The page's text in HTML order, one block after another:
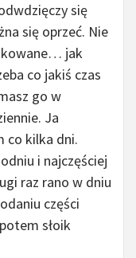
się
się oprzeć. Nie
jak
co jakiś czas
go w
Ja
co kilka dni.
i najczęściej
raz rano w dniu
części
słoik